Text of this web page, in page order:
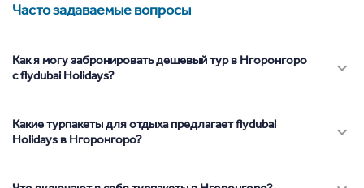
Часто задаваемые вопросы
Как я могу забронировать дешевый тур в Нгоронгоро
с flydubai Holidays?
Какие турпакеты для отдыха предлагает flydubai
Holidays в Нгоронгоро?